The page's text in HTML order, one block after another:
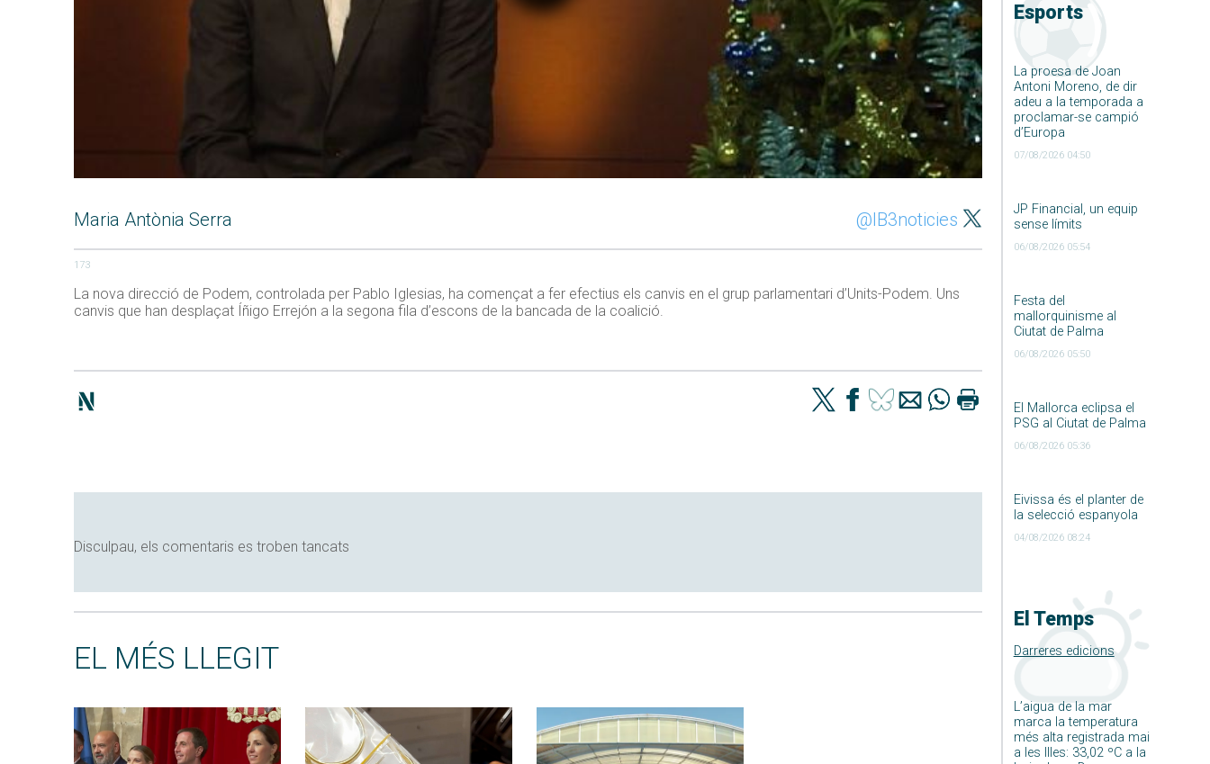
Esports
La proesa de Joan
Antoni Moreno, de dir
adeu a la temporada a
proclamar-se campió
d’Europa
07/08/2026 04:50
JP Financial, un equip
sense límits
06/08/2026 05:54
Festa del
mallorquinisme al
Ciutat de Palma
06/08/2026 05:50
El Mallorca eclipsa el
PSG al Ciutat de Palma
06/08/2026 05:36
Eivissa és el planter de
la selecció espanyola
04/08/2026 08:24
El Temps
Darreres edicions
L’aigua de la mar
marca la temperatura
més alta registrada mai
a les Illes: 33,02 ºC a la
Maria Antònia Serra @IB3noticies
173
La nova direcció de Podem, controlada per Pablo Iglesias, ha començat a fer efectius els canvis en el grup parlamentari d’Units-Podem. Uns
canvis que han desplaçat Íñigo Errejón a la segona fila d’escons de la bancada de la coalició.
Disculpau, els comentaris es troben tancats
EL MÉS LLEGIT